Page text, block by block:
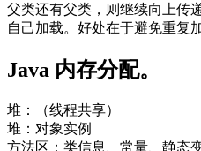
父类还有父类，则继续向上传
自己加载。好处在于避免重复
Java 内存分配。
堆：（线程共享）
堆：对象实例
方法区：类信息、常量、静态变